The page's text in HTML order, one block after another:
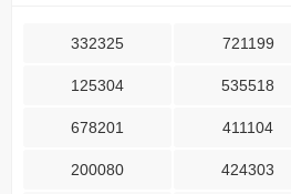
332325 721199
125304 535518
678201 411104
200080 424303